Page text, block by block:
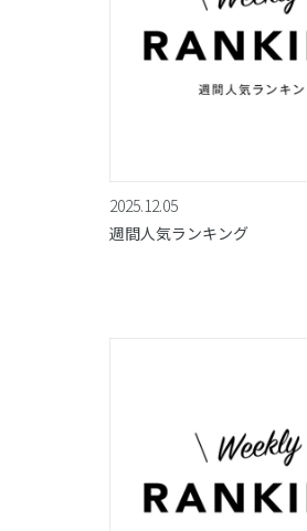
2025.12.05
週間人気ランキング